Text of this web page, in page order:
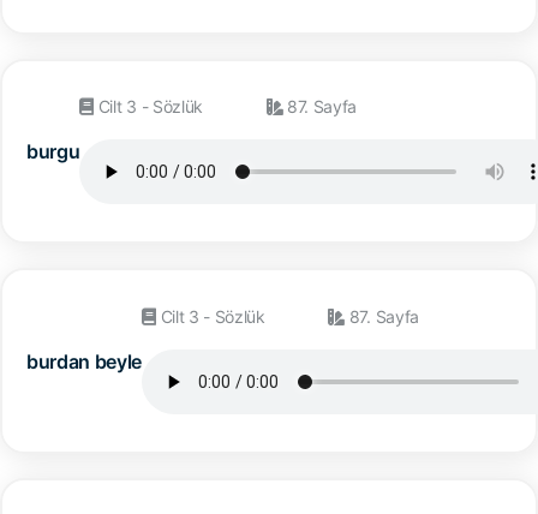
burgu
Cilt 3 - Sözlük 87. Sayfa
burdan beyle
Cilt 3 - Sözlük 87. Sayfa